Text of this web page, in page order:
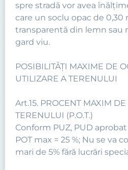
spre stradă vor avea
care un soclu opac de 0,30
transparentă din lemn sau
gard viu.
POSIBILITĂŢI MAXIME DE
UTILIZARE A TERENULUI
Art.15. PROCENT MAXIM
TERENULUI (P.O.T.)
Conform PUZ, PUD
POT max = 25 %; Nu se va
mari de 5% fără lucrări